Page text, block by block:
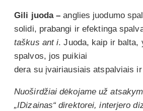
Gili juoda – anglies juodumo
solidi, prabangi ir efektinga
taškus ant i. Juoda, kaip ir balta,
spalvos, jos puikiai
dera su įvairiausiais atspalviais
Nuoširdžiai dėkojame už
„IDizainas“ direktorei, interjero